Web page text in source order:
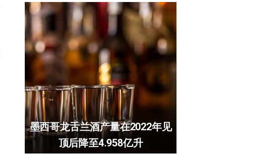
墨西哥龙舌兰酒产量在2022年见
顶后降至4.958亿升